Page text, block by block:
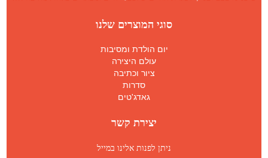
סוגי המוצרים שלנו
יום הולדת ומסיבות
עולם היצירה
ציור וכתיבה
סדרות
גאדג'טים
יצירת קשר
ניתן לפנות אלינו במייל